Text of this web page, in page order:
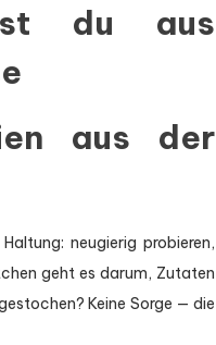
du aus
aus der
neugierig probieren,
geht es darum, Zutaten
Keine Sorge — die